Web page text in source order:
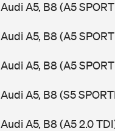
Audi A5, B8 (A5
Audi A5, B8 (A5
Audi A5, B8 (A5
Audi A5, B8 (S5
Audi A5, B8 (A5 2.0